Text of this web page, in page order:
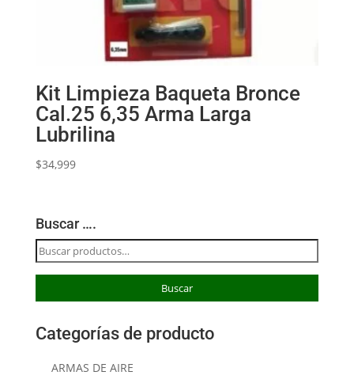
Kit Limpieza Baqueta Bronce
Cal.25 6,35 Arma Larga
Lubrilina
$34,999
Buscar ….
Buscar
por:
Buscar
Categorías de producto
ARMAS DE AIRE